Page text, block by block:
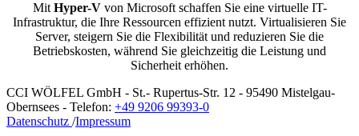
Mit Hyper-Vvon Microsoft schaffen Sie eine virtuelle IT-
Infrastruktur, die Ihre Ressourcen effizient nutzt. Virtualisieren Sie
Server, steigern Sie die Flexibilität und reduzieren Sie die
Betriebskosten, während Sie gleichzeitig die Leistung und
Sicherheit erhöhen.
CCI WÖLFEL GmbH - St.- Rupertus-Str. 12 - 95490 Mistelgau-
Obernsees - Telefon: +49 9206 99393-0
Datenschutz /Impressum